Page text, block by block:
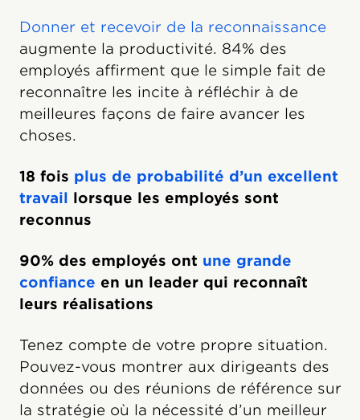
Donner et recevoir de la reconnaissance
augmente la productivité. 84% des
employés affirment que le simple fait de
reconnaître les incite à réfléchir à de
meilleures façons de faire avancer les
choses.
18 fois plus de probabilité d’un excellent
travail lorsque les employés sont
reconnus
90% des employés ont une grande
confiance en un leader qui reconnaît
leurs réalisations
Tenez compte de votre propre situation.
Pouvez-vous montrer aux dirigeants des
données ou des réunions de référence sur
la stratégie où la nécessité d’un meilleur